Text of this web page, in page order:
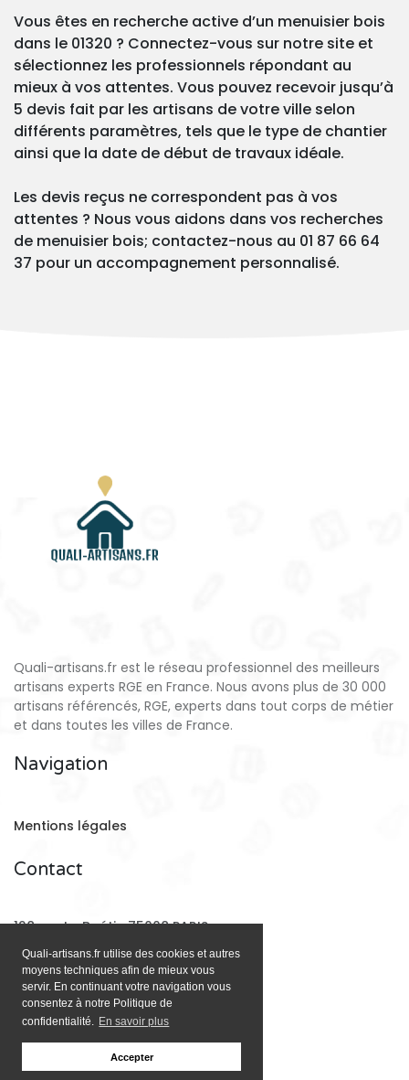
Quali-artisans.fr utilise des cookies et autres
moyens techniques afin de mieux vous
servir. En continuant votre navigation vous
consentez à notre Politique de
confidentialité. En savoir plus
Accepter
Vous êtes en recherche active d’un menuisier bois
dans le 01320 ? Connectez-vous sur notre site et
sélectionnez les professionnels répondant au
mieux à vos attentes. Vous pouvez recevoir jusqu’à
5 devis fait par les artisans de votre ville selon
différents paramètres, tels que le type de chantier
ainsi que la date de début de travaux idéale.
Les devis reçus ne correspondent pas à vos
attentes ? Nous vous aidons dans vos recherches
de menuisier bois; contactez-nous au 01 87 66 64
37 pour un accompagnement personnalisé.
Quali-artisans.fr est le réseau professionnel des meilleurs
artisans experts RGE en France. Nous avons plus de 30 000
artisans référencés, RGE, experts dans tout corps de métier
et dans toutes les villes de France.
Navigation
Mentions légales
Contact
128 rue La Boétie 75008 PARIS
Email: contact@quali-artisans.fr